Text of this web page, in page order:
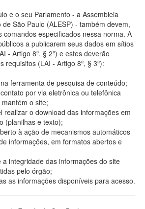
e o seu Parlamento - a Assembleia
São Paulo (ALESP) - também devem,
comandos especificados nessa norma. A
a publicarem seus dados em sítios
- Artigo 8º, § 2º) e estes deverão
requisitos (LAI - Artigo 8º, § 3º):
ferramenta de pesquisa de conteúdo;
por via eletrônica ou telefônica
o site;
realizar o download das informações em
(planilhas e texto);
à ação de mecanismos automáticos
informações, em formatos abertos e
a integridade das informações do site
pelo órgão;
as informações disponíveis para acesso.